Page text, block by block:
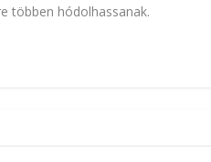
többen hódolhassanak.